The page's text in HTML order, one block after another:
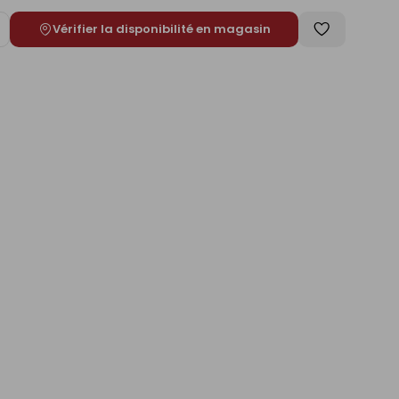
Vérifier la disponibilité en magasin
Enregistrer